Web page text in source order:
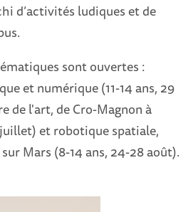
d’activités ludiques et de
sont ouvertes :
et numérique (11-14 ans, 29
de l'art, de Cro-Magnon à
et robotique spatiale,
Mars (8-14 ans, 24-28 août).